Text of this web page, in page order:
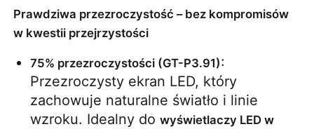
ekran LED na koncerty
Ściana wideo LED Cob
Prawdziwa przezroczystość – bez kompromisów
w kwestii przejrzystości
75% przezroczystości (GT-P3.91):
Przezroczysty ekran LED, który
zachowuje naturalne światło i linie
wzroku. Idealny do wyświetlaczy LED w